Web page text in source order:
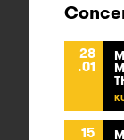
28
.01
15